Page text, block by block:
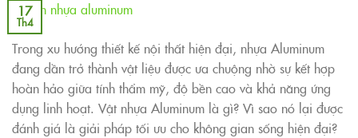
17
Th4
Trong xu hướng thiết kế nội thất hiện đại, nhựa Aluminum
đang dần trở thành vật liệu được ưa chuộng nhờ sự kết hợp
hoàn hảo giữa tính thẩm mỹ, độ bền cao và khả năng ứng
dụng linh hoạt. Vật nhựa Aluminum là gì? Vì sao nó lại được
đánh giá là giải pháp tối ưu cho không gian sống hiện đại?